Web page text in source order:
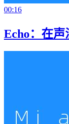
00:16
Echo：在